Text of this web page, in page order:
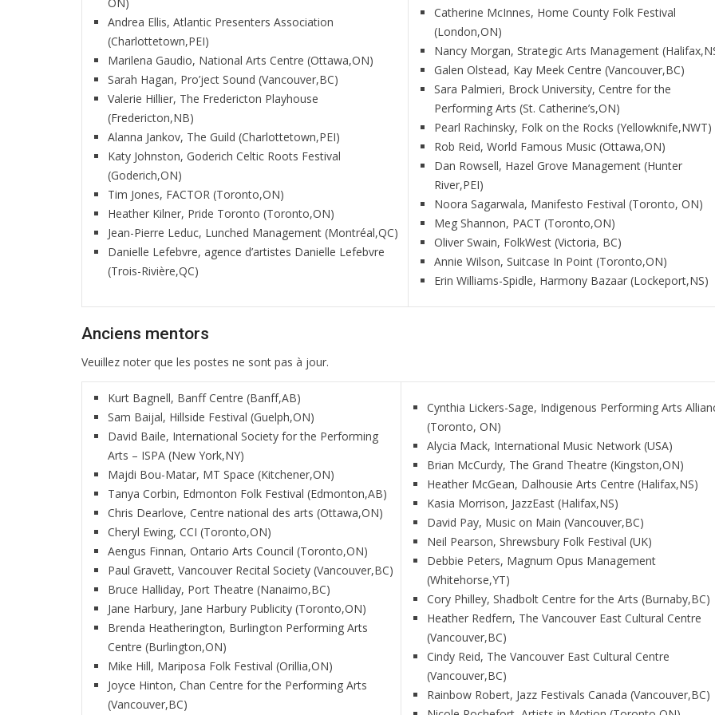
Andrea Ellis, Atlantic Presenters Association
(Charlottetown,PEI)
Marilena Gaudio, National Arts Centre (Ottawa,ON)
Sarah Hagan, Pro’ject Sound (Vancouver,BC)
Valerie Hillier, The Fredericton Playhouse
(Fredericton,NB)
Alanna Jankov, The Guild (Charlottetown,PEI)
Katy Johnston, Goderich Celtic Roots Festival
(Goderich,ON)
Tim Jones, FACTOR (Toronto,ON)
Heather Kilner, Pride Toronto (Toronto,ON)
Jean-Pierre Leduc, Lunched Management (Montréal,QC)
Danielle Lefebvre, agence d’artistes Danielle Lefebvre
(Trois-Rivière,QC)
Catherine McInnes, Home County Folk Festival
(London,ON)
Nancy Morgan, Strategic Arts Management
Galen Olstead, Kay Meek Centre (Vancouver,BC)
Sara Palmieri, Brock University, Centre for the
Performing Arts (St. Catherine’s,ON)
Pearl Rachinsky, Folk on the Rocks (Yellowknife,NWT)
Rob Reid, World Famous Music (Ottawa,ON)
Dan Rowsell, Hazel Grove Management (Hunter
River,PEI)
Noora Sagarwala, Manifesto Festival (Toronto, ON)
Meg Shannon, PACT (Toronto,ON)
Oliver Swain, FolkWest (Victoria, BC)
Annie Wilson, Suitcase In Point (Toronto,ON)
Erin Williams-Spidle, Harmony Bazaar (Lockeport,NS)
Anciens mentors
Veuillez noter que les postes ne sont pas à jour.
Kurt Bagnell, Banff Centre (Banff,AB)
Sam Baijal, Hillside Festival (Guelph,ON)
David Baile, International Society for the Performing
Arts – ISPA (New York,NY)
Majdi Bou-Matar, MT Space (Kitchener,ON)
Tanya Corbin, Edmonton Folk Festival (Edmonton,AB)
Chris Dearlove, Centre national des arts (Ottawa,ON)
Cheryl Ewing, CCI (Toronto,ON)
Aengus Finnan, Ontario Arts Council (Toronto,ON)
Paul Gravett, Vancouver Recital Society (Vancouver,BC)
Bruce Halliday, Port Theatre (Nanaimo,BC)
Jane Harbury, Jane Harbury Publicity (Toronto,ON)
Brenda Heatherington, Burlington Performing Arts
Centre (Burlington,ON)
Mike Hill, Mariposa Folk Festival (Orillia,ON)
Joyce Hinton, Chan Centre for the Performing Arts
(Vancouver,BC)
Cynthia Lickers-Sage, Indigenous Performing Arts
(Toronto, ON)
Alycia Mack, International Music Network (USA)
Brian McCurdy, The Grand Theatre (Kingston,ON)
Heather McGean, Dalhousie Arts Centre (Halifax,NS)
Kasia Morrison, JazzEast (Halifax,NS)
David Pay, Music on Main (Vancouver,BC)
Neil Pearson, Shrewsbury Folk Festival (UK)
Debbie Peters, Magnum Opus Management
(Whitehorse,YT)
Cory Philley, Shadbolt Centre for the Arts (Burnaby,BC)
Heather Redfern, The Vancouver East Cultural Centre
(Vancouver,BC)
Cindy Reid, The Vancouver East Cultural Centre
(Vancouver,BC)
Rainbow Robert, Jazz Festivals Canada (Vancouver,BC)